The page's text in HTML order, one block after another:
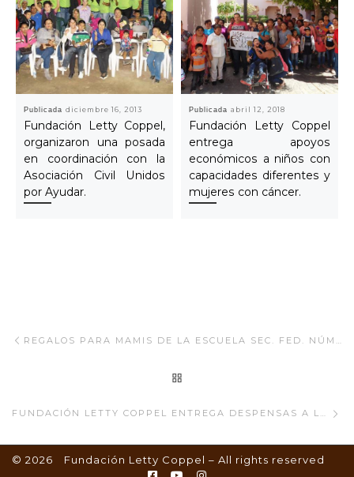
Publicadadiciembre 16, 2013
Fundación Letty Coppel,
organizaron una posada
en coordinación con la
Asociación Civil Unidos
por Ayudar.
Publicadaabril 12, 2018
Fundación Letty Coppel
entrega apoyos
económicos a niños con
capacidades diferentes y
mujeres con cáncer.
Navegar Artículo REGALOS PARA MAMIS DE LA ESCUELA SEC. FED. NÚM. 4
FUNDACIÓN LETTY COPPEL ENTREGA DESPENSAS A LOS ADULTOS MAYORES EN LOS CABOS.
© 2026 Fundación Letty Coppel – All rights reserved